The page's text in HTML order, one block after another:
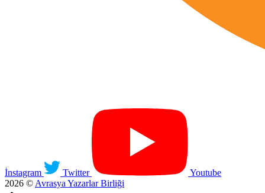
İnstagram Twitter
Youtube
2026 © Avrasya Yazarlar Birliği